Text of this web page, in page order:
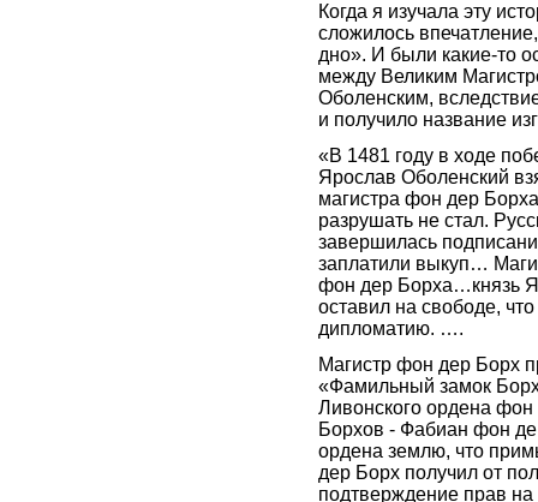
Когда я изучала эту
сложилось
дно». И были какие-то
между Великим
Оболенским,
и получило название
«В 1481 году в ходе
Ярослав Оболенский
магистра фон дер
разрушать не стал.
завершилась
заплатили выкуп…
фон дер Борха…князь
оставил на свободе,
дипломатию. ….
Магистр фон дер Борх
«Фамильный замок
Ливонского ордена
Борхов - Фабиан фон
ордена землю, что
дер Борх получил от
подтверждение прав